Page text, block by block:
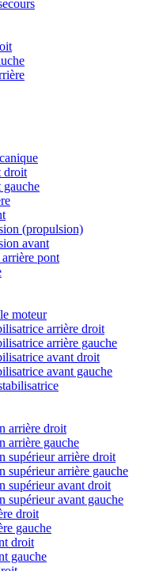
droit
gauche
(propulsion)
avant
pont
moteur
arrière droit
arrière gauche
avant droit
avant gauche
arrière droit
arrière gauche
supérieur arrière droit
supérieur arrière gauche
supérieur avant droit
supérieur avant gauche
droit
gauche
droit
gauche